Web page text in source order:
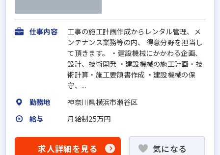
仕事内容
工事の施工計画作成からレンタル管理、メ
ンテナンス業務等の内、 得意分野を担当し
て頂きます。 ・建設機械にかかわる企画、
設計、技術開発 ・建設機械の施工計画・技
術計算・施工要領書作成 ・建設機械の保
守、...
勤務地
神奈川県横浜市瀬谷区
給与
月給制25万円
求人詳細を見る 気になる